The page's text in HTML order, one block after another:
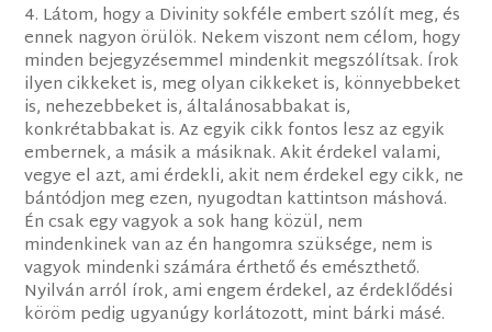
4. Látom, hogy a Divinity sokféle embert szólít meg, és
ennek nagyon örülök. Nekem viszont nem célom, hogy
minden bejegyzésemmel mindenkit megszólítsak. Írok
ilyen cikkeket is, meg olyan cikkeket is, könnyebbeket
is, nehezebbeket is, általánosabbakat is,
konkrétabbakat is. Az egyik cikk fontos lesz az egyik
embernek, a másik a másiknak. Akit érdekel valami,
vegye el azt, ami érdekli, akit nem érdekel egy cikk, ne
bántódjon meg ezen, nyugodtan kattintson máshová.
Én csak egy vagyok a sok hang közül, nem
mindenkinek van az én hangomra szüksége, nem is
vagyok mindenki számára érthető és emészthető.
Nyilván arról írok, ami engem érdekel, az érdeklődési
köröm pedig ugyanúgy korlátozott, mint bárki másé.